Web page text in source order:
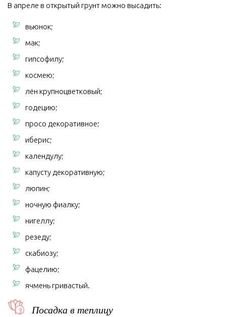
В апреле в открытый грунт можно высадить:
вьюнок;
мак;
гипсофилу;
космею;
лён крупноцветковый;
годецию;
просо декоративное;
иберис;
календулу;
капусту декоративную;
люпин;
ночную фиалку;
нигеллу;
резеду;
скабиозу;
фацелию;
ячмень гривастый.
Посадка в теплицу